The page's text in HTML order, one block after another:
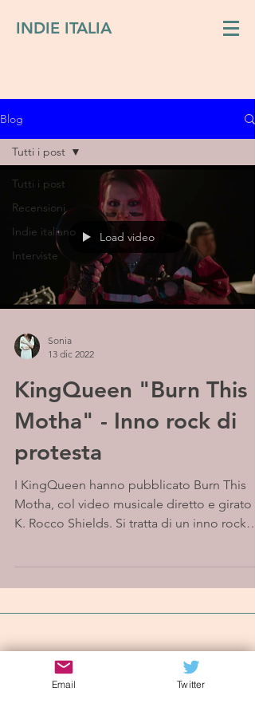
INDIE ITALIA
Blog
Tutti i post
Recensioni
Indie italiano
Interviste
Tutti i post
Load video
Sonia
13 dic 2022
KingQueen "Burn This
Motha" - Inno rock di
protesta
I KingQueen hanno pubblicato Burn This
Motha, col video musicale diretto e girato
K. Rocco Shields. Si tratta di un inno rock
Iscriviti alla mailing list
Email Twitter